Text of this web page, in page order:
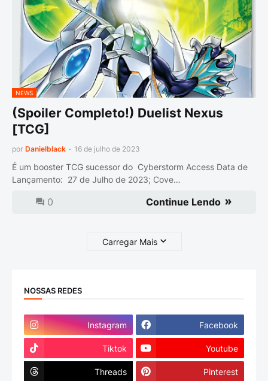
NEWS
(Spoiler Completo!) Duelist Nexus
[TCG]
por Danielblack - 16 de julho de 2023
É um booster TCG sucessor do Cyberstorm Access Data de
Lançamento: 27 de Julho de 2023; Cove…
0 Continue Lendo
Carregar Mais
NOSSAS REDES
Instagram Facebook
Tiktok Youtube
Threads Pinterest